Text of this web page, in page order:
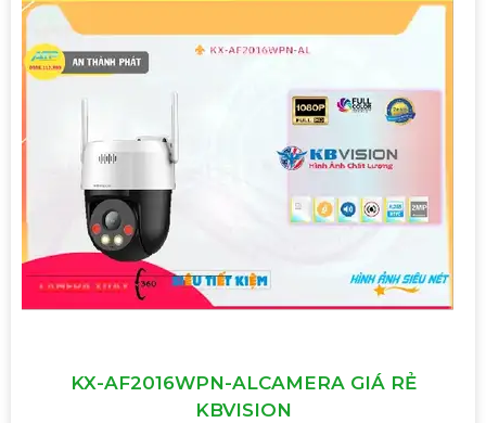
KX-AF2016WPN-ALCAMERA GIÁ RẺ
KBVISION